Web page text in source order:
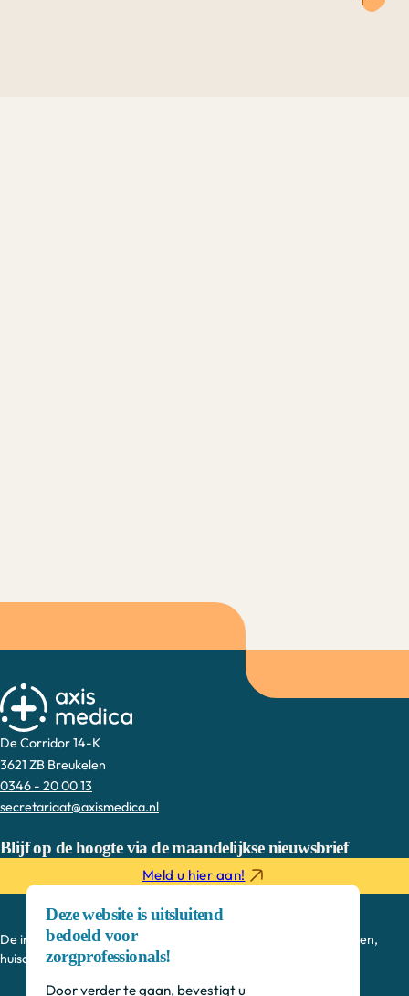
De Corridor 14-K
3621 ZB Breukelen
0346 - 20 00 13
secretariaat@axismedica.nl
Blijf op de hoogte via de maandelijkse nieuwsbrief
Meld u hier aan!
De informatie op deze sectie is bedoeld voor medisch specialisten,
huisartsen, verpleegkundig specialisten en onderzoekers.
Deze website is uitsluitend
bedoeld voor
zorgprofessionals!
Door verder te gaan, bevestigt u